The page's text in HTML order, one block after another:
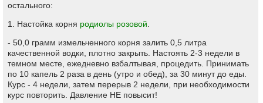
остального:
1. Настойка корня родиолы розовой
- 50,0 грамм измельченного корня залить 0,5 литра
качественной водки, плотно закрыть. Настоять 2-3 недели в
темном месте, ежедневно взбалтывая, процедить. Принимать
по 10 капель 2 раза в день (утро и обед), за 30 минут до еды.
Курс - 4 недели, затем перерыв 2 недели, при необходимости
курс повторить. Давление НЕ повысит!